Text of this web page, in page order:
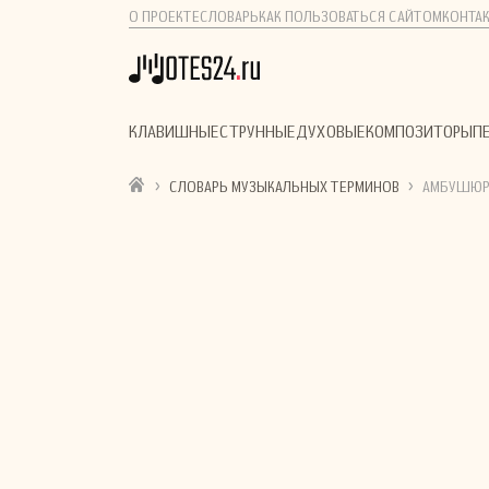
О ПРОЕКТЕСЛОВАРЬ КАК ПОЛЬЗОВАТЬСЯ САЙТОМ
КЛАВИШНЫЕСТРУННЫЕДУХОВЫЕКОМПОЗИТОРЫ
› СЛОВАРЬ МУЗЫКАЛЬНЫХ ТЕРМИНОВ › АМБУШЮР